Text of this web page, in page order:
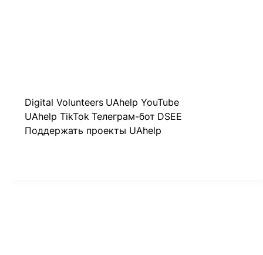
Digital Volunteers UAhelp YouTube
UAhelp TikTok Телеграм-бот DSEE
Поддержать проекты UAhelp